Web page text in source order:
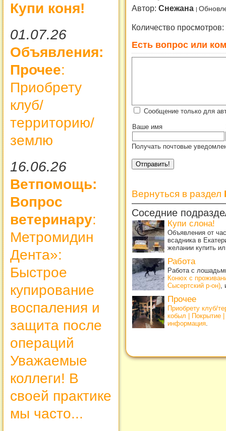
Купи коня!
01.07.26
Объявления:
Прочее:
Приобрету
клуб/
территорию/
землю
16.06.26
Ветпомощь:
Вопрос
ветеринару:
Метромидин
Дента»:
Быстрое
купирование
воспаления и
защита после
операций
Уважаемые
коллеги! В
своей практике
мы часто...
Автор: Снежана
Количество просмотров:
Есть вопрос или
Сообщение только для
Ваше имя
Получать почтовые
Вернуться в раздел
Соседние
Купи слона!
Объявления от
всадника в
желании купить
Работа
Работа с
Конюх с
Сысертский р-он),
Прочее
Приобрету клуб/
кобыл | Покрытие
информация.